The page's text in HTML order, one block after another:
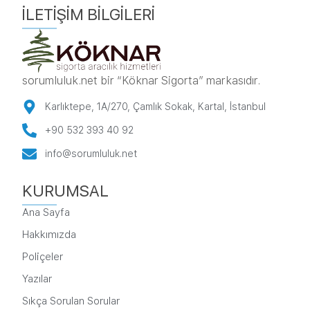
İLETIŞIM BILGILERI
sorumluluk.net bir “Köknar Sigorta” markasıdır.
Karlıktepe, 1A/270, Çamlık Sokak, Kartal, İstanbul
+90 532 393 40 92
info@sorumluluk.net
KURUMSAL
Ana Sayfa
Hakkımızda
Poliçeler
Yazılar
Sıkça Sorulan Sorular